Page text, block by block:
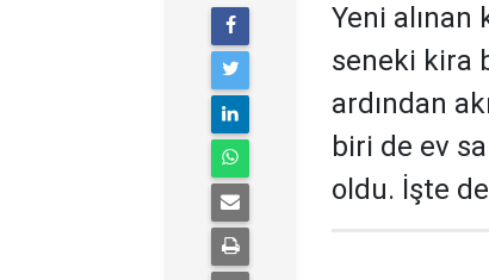
Yeni alınan
seneki kira
ardından
biri de ev
oldu. İşte